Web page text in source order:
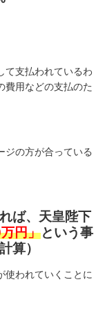
て支払われているわ
費用などの支払のた
ジの方が合っている
ば、天皇陛下
円」という事
算）
使われていくことに